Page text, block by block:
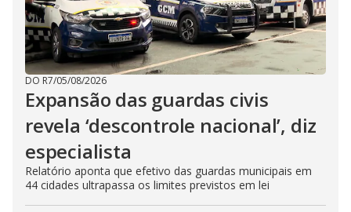
DO R7/05/08/2026
Expansão das guardas civis
revela ‘descontrole nacional’, diz
especialista
Relatório aponta que efetivo das guardas municipais em
44 cidades ultrapassa os limites previstos em lei